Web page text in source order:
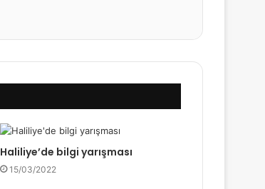
Haliliye’de bilgi yarışması
15/03/2022